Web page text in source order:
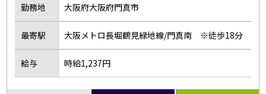
勤務地 大阪府大阪府門真市
最寄駅 大阪メトロ長堀鶴見緑地線/門真南 ※徒歩18分
給与 時給1,237円